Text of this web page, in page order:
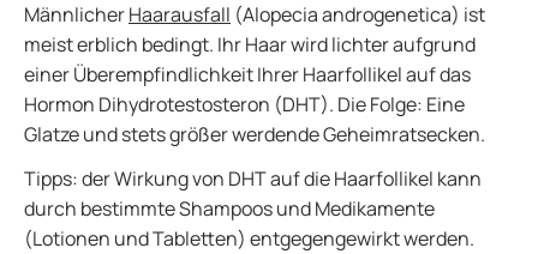
MännlicherHaarausfall (Alopecia androgenetica) ist
meist erblich bedingt. Ihr Haar wird lichter aufgrund
einer Überempfindlichkeit Ihrer Haarfollikel auf das
Hormon Dihydrotestosteron (DHT). Die Folge: Eine
Glatze und stets größer werdende Geheimratsecken.
Tipps: der Wirkung von DHT auf die Haarfollikel kann
durch bestimmte Shampoos und Medikamente
(Lotionen und Tabletten) entgegengewirkt werden.